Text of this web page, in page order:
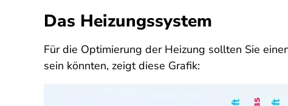
Das Heizungssystem
Für die Optimierung der Heizung sollten Sie
sein könnten, zeigt diese Grafik: